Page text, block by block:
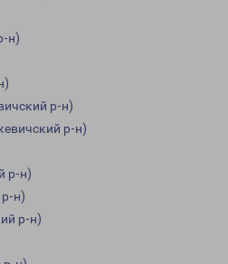
н)
р-н)
р-н)
р-н)
н)
р-н)